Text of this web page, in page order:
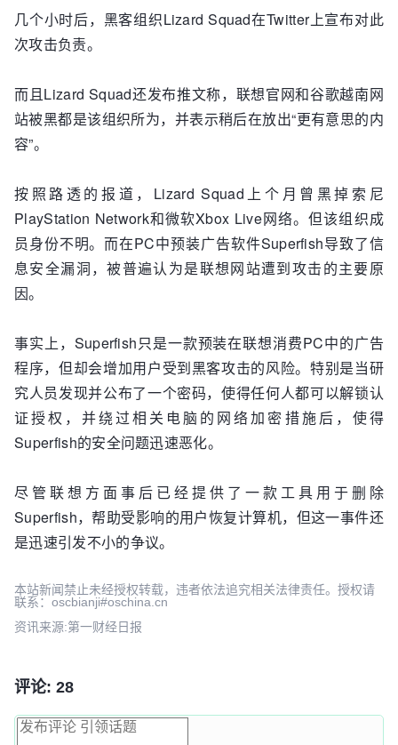
几个小时后，黑客组织Lizard Squad在Twitter上宣布对此
次攻击负责。
而且Lizard Squad还发布推文称，联想官网和谷歌越南网
站被黑都是该组织所为，并表示稍后在放出“更有意思的内
容”。
按照路透的报道，Lizard Squad上个月曾黑掉索尼
PlayStation Network和微软Xbox Live网络。但该组织成
员身份不明。而在PC中预装广告软件Superfish导致了信
息安全漏洞，被普遍认为是联想网站遭到攻击的主要原
因。
事实上，Superfish只是一款预装在联想消费PC中的广告
程序，但却会增加用户受到黑客攻击的风险。特别是当研
究人员发现并公布了一个密码，使得任何人都可以解锁认
证授权，并绕过相关电脑的网络加密措施后，使得
Superfish的安全问题迅速恶化。
尽管联想方面事后已经提供了一款工具用于删除
Superfish，帮助受影响的用户恢复计算机，但这一事件还
是迅速引发不小的争议。
本站新闻禁止未经授权转载，违者依法追究相关法律责任。授权请
联系：oscbianji#oschina.cn
资讯来源:第一财经日报
评论: 28